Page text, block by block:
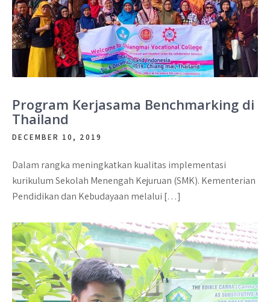
Program Kerjasama Benchmarking di
Thailand
DECEMBER 10, 2019
Dalam rangka meningkatkan kualitas implementasi
kurikulum Sekolah Menengah Kejuruan (SMK). Kementerian
Pendidikan dan Kebudayaan melalui […]